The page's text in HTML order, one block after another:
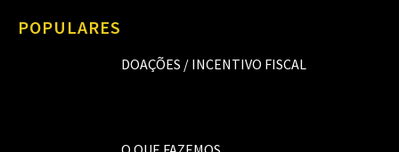
POPULARES
DOAÇÕES / INCENTIVO FISCAL